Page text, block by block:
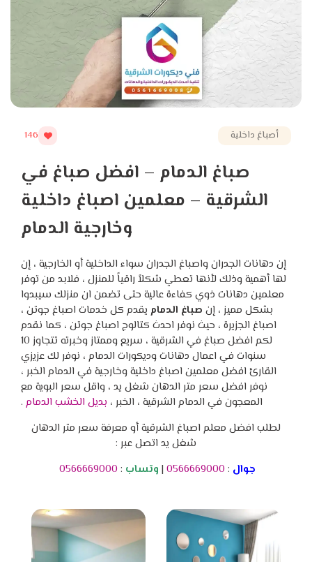
أصباغ داخلية 146
صباغ الدمام – افضل صباغ في
الشرقية – معلمين اصباغ داخلية
وخارجية الدمام
إن دهانات الجدران واصباغ الجدران سواء الداخلية أو الخارجية ، إن
لها أهمية وذلك لأنها تعطي شكلاً راقياً للمنزل ، فلابد من توفر
معلمين دهانات ذوي كفاءة عالية حتى تضمن ان منزلك سيبدوا
بشكل مميز ، إن صباغ الدمام يقدم كل خدمات اصباغ جوتن ،
اصباغ الجزيرة ، حيث نوفر احدث كتالوج اصباغ جوتن ، كما نقدم
لكم افضل صباغ في الشرقية ، سريع وممتاز وخبرته تتجاوز 10
سنوات في اعمال دهانات وديكورات الدمام ، نوفر لك عزيزي
القارئ افضل معلمين اصباغ داخلية وخارجية في الدمام الخبر ،
نوفر افضل سعر متر الدهان شغل يد ، واقل سعر البوية مع
المعجون في الدمام الشرقية ، الخبر ، بديل الخشب الدمام .
لطلب افضل معلم اصباغ الشرقية أو معرفة سعر متر الدهان
شغل يد اتصل عبر :
جوال :
0566669000
| وتساب :
0566669000